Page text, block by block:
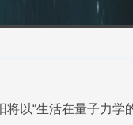
以“生活在量子力学